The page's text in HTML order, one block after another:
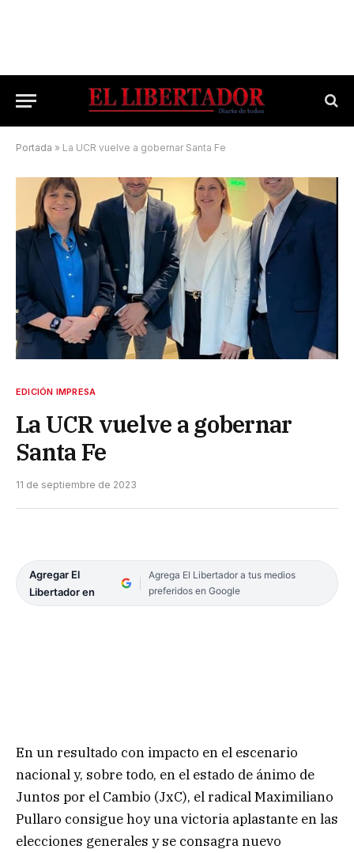
Portada » La UCR vuelve a gobernar Santa Fe
EDICIÓN IMPRESA
La UCR vuelve a gobernar
Santa Fe
11 de septiembre de 2023
Agregar El
Libertador en
Agrega El Libertador a tus medios
preferidos en Google
En un resultado con impacto en el escenario
nacional y, sobre todo, en el estado de ánimo de
Juntos por el Cambio (JxC), el radical Maximiliano
Pullaro consigue hoy una victoria aplastante en las
elecciones generales y se consagra nuevo